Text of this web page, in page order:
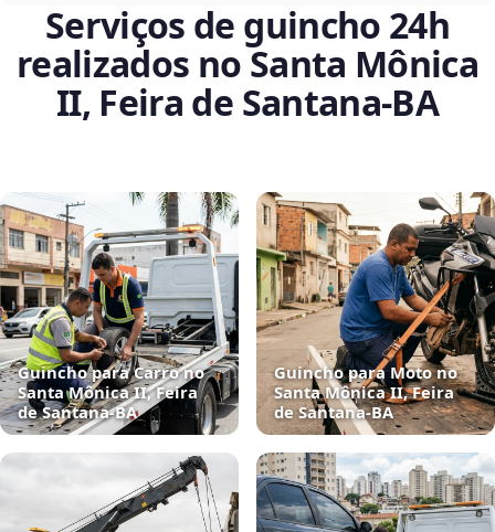
Serviços de guincho 24h
realizados no Santa Mônica
II, Feira de Santana‑BA
Guincho para Carro no
Santa Mônica II, Feira
de Santana‑BA
Guincho para Moto no
Santa Mônica II, Feira
de Santana‑BA